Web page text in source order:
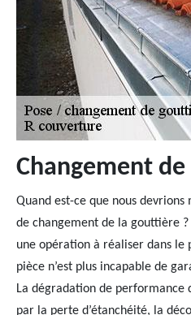
Changement
Quand est-ce que nous
de changement de la gouttière
une opération à réaliser dans le
pièce n’est plus incapable de
La dégradation de
par la perte d’étanchéité, la